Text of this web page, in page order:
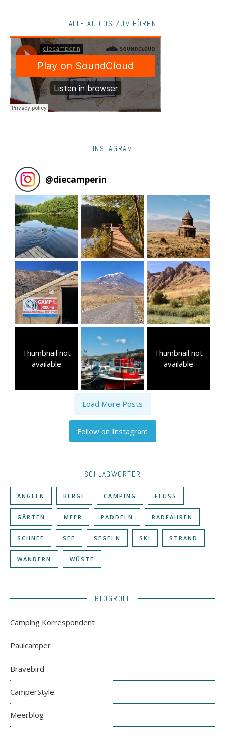
ALLE AUDIOS ZUM HÖREN
INSTAGRAM
@diecamperin
Thumbnail not
available
Thumbnail not
available
Load More Posts
Follow on Instagram
SCHLAGWÖRTER
ANGELN BERGE CAMPING FLUSS
GÄRTEN MEER PADDELN RADFAHREN
SCHNEE SEE SEGELN SKI STRAND
WANDERN WÜSTE
BLOGROLL
Camping Korrespondent
Paulcamper
Bravebird
CamperStyle
Meerblog